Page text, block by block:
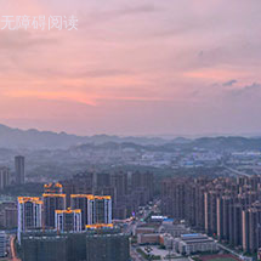
无障碍阅读